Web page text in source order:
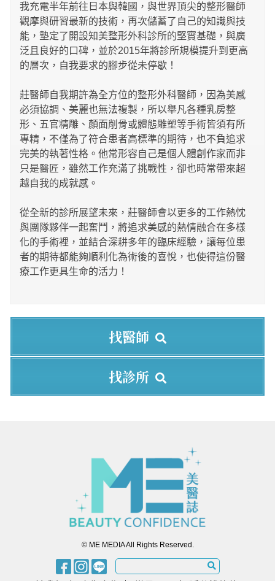
我充電半年前往日本與韓國，與世界頂尖的整形醫師
觀摩與研習最新的技術，再次儲蓄了自己的知識與技
能，墊定了開設知美整形外科診所的堅實基礎，與廣
泛且良好的口碑，並於2015年將診所規模提升到更高
的層次，自我要求的腳步從未停歇！
莊醫師自我期許為全方位的整形外科醫師，因為美感
必須協調、美麗也無法複製，所以舉凡各種乳房整
形、五官精雕、顏面削骨或體態雕塑等手術皆須有所
專精，不僅為了符合患者高標準的期待，也不負追求
完美的執著性格。他常形容自己是個人體創作家而非
只是醫匠，雖然工作充滿了挑戰性，卻也時常帶來超
越自我的成就感。
從全新的診所展望未來，莊醫師會以更多的工作熱忱
與團隊夥伴一起奮鬥，將追求美感的熱情融合在多樣
化的手術裡，並結合深耕多年的臨床經驗，讓每位患
者的期待都能夠順利化為術後的喜悅，也使得這份醫
療工作更具生命的活力！
找醫師
找診所
© ME MEDIA All Rights Reserved.